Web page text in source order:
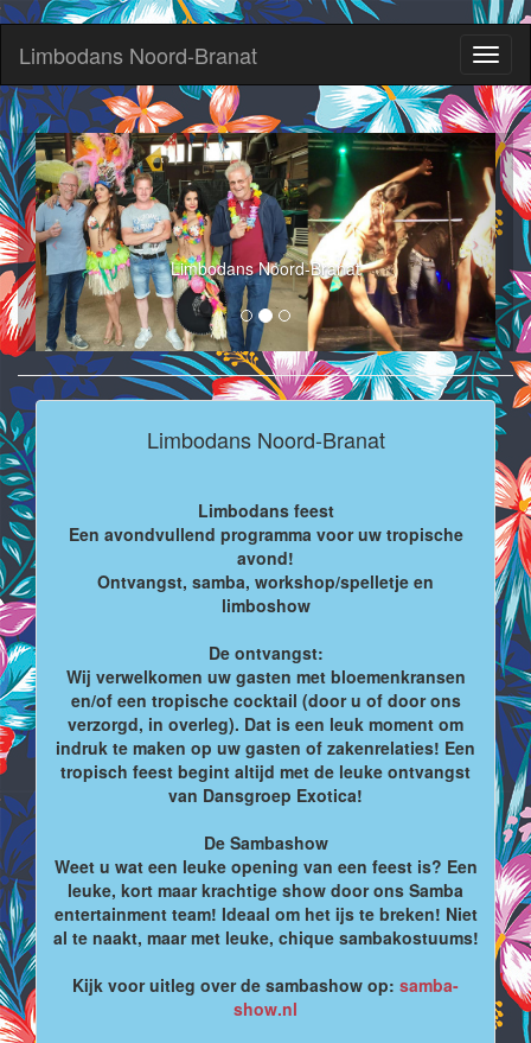
Limbodans Noord-Branat
Limbodans Noord-Branat
Limbodans Noord-Branat
Limbodans feest
Een avondvullend programma voor uw tropische
avond!
Ontvangst, samba, workshop/spelletje en
limboshow
De ontvangst:
Wij verwelkomen uw gasten met bloemenkransen
en/of een tropische cocktail (door u of door ons
verzorgd, in overleg). Dat is een leuk moment om
indruk te maken op uw gasten of zakenrelaties! Een
tropisch feest begint altijd met de leuke ontvangst
van Dansgroep Exotica!
De Sambashow
Weet u wat een leuke opening van een feest is? Een
leuke, kort maar krachtige show door ons Samba
entertainment team! Ideaal om het ijs te breken! Niet
al te naakt, maar met leuke, chique sambakostuums!
Kijk voor uitleg over de sambashow op: samba-
show.nl